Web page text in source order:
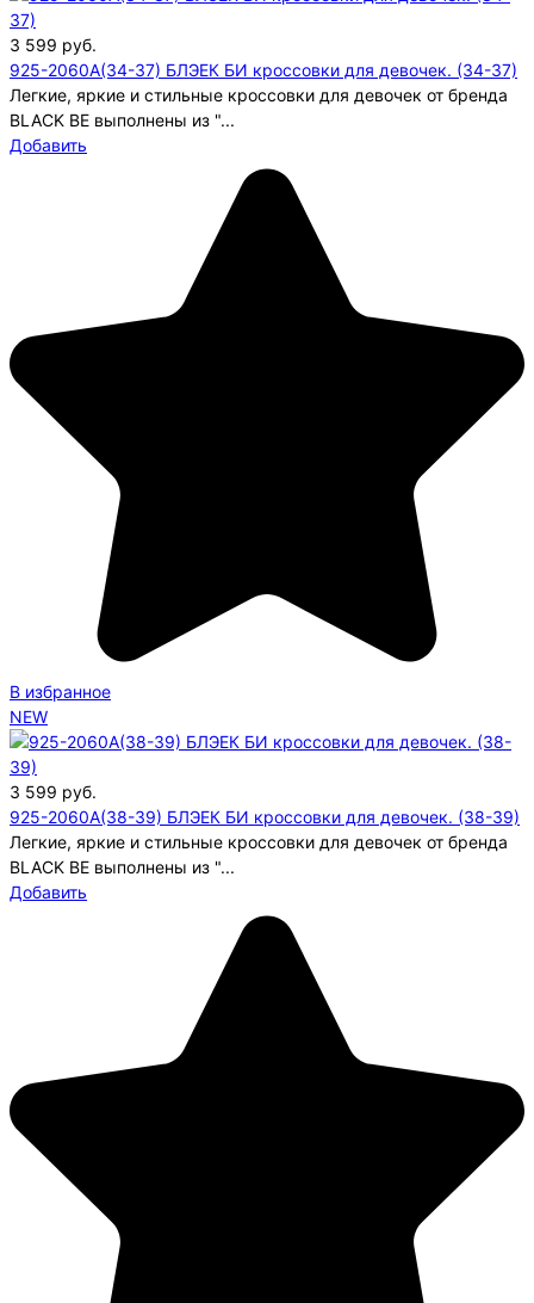
3 599 руб.
925-2060A(34-37) БЛЭЕК БИ кроссовки для девочек. (34-37)
Легкие, яркие и стильные кроссовки для девочек от бренда
BLACK BE выполнены из "...
Добавить
В избранное
NEW
3 599 руб.
925-2060A(38-39) БЛЭЕК БИ кроссовки для девочек. (38-39)
Легкие, яркие и стильные кроссовки для девочек от бренда
BLACK BE выполнены из "...
Добавить